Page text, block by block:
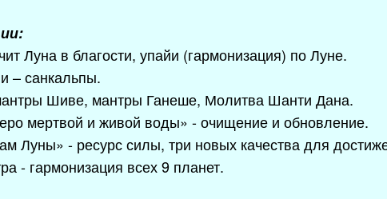
Луна в благости, упайи (гармонизация) по Луне.
– санкальпы.
Шиве, мантры Ганеше, Молитва Шанти Дана.
мертвой и живой воды» - очищение и обновление.
Луны» - ресурс силы, три новых качества для
- гармонизация всех 9 планет.